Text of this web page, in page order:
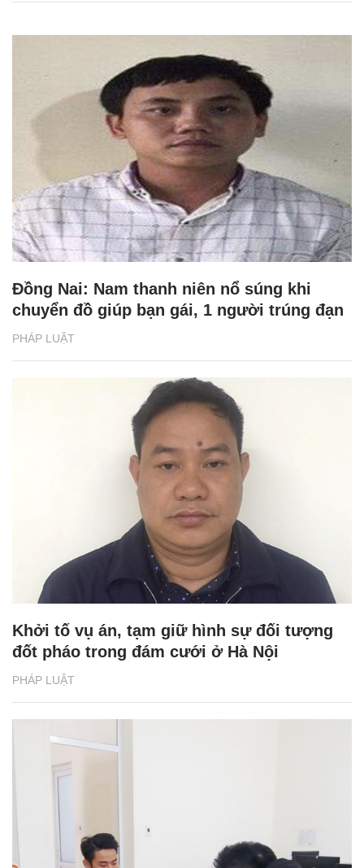
PHÁP LUẬT
Đồng Nai: Nam thanh niên nổ súng khi
chuyển đồ giúp bạn gái, 1 người trúng đạn
PHÁP LUẬT
Khởi tố vụ án, tạm giữ hình sự đối tượng
đốt pháo trong đám cưới ở Hà Nội